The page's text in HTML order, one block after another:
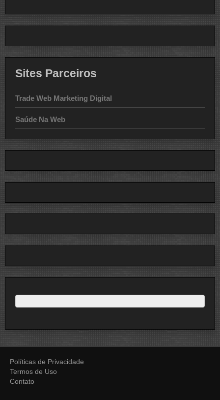
Sites Parceiros
Trade Web Marketing Digital
Saúde Na Web
Políticas de Privacidade
Termos de Uso
Contato